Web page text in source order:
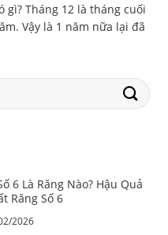
gì? Tháng 12 là tháng cuối
Vậy là 1 năm nữa lại đã
6 Là Răng Nào? Hậu Quả
Răng Số 6
2026